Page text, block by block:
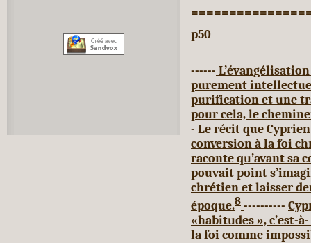
p50
------
purement
purification et une
pour cela, le
- Le récit que
conversion à la foi
raconte qu’avant sa
pouvait point
chrétien et laisser
époque.8 ----------
«habitudes », c’est-
la foi comme